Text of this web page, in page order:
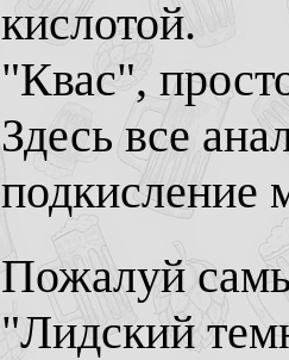
кислотой.
"Квас",
Здесь все
подкисление
Пожалуй
"Лидский